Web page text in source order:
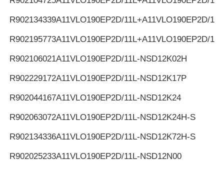
R902134339A11VLO190EP2D/11L+A11VLO190EP2D/11L
R902195773A11VLO190EP2D/11L+A11VLO190EP2D/11L
R902106021A11VLO190EP2D/11L-NSD12K02H
R902229172A11VLO190EP2D/11L-NSD12K17P
R902044167A11VLO190EP2D/11L-NSD12K24
R902063072A11VLO190EP2D/11L-NSD12K24H-S
R902134336A11VLO190EP2D/11L-NSD12K72H-S
R902025233A11VLO190EP2D/11L-NSD12N00